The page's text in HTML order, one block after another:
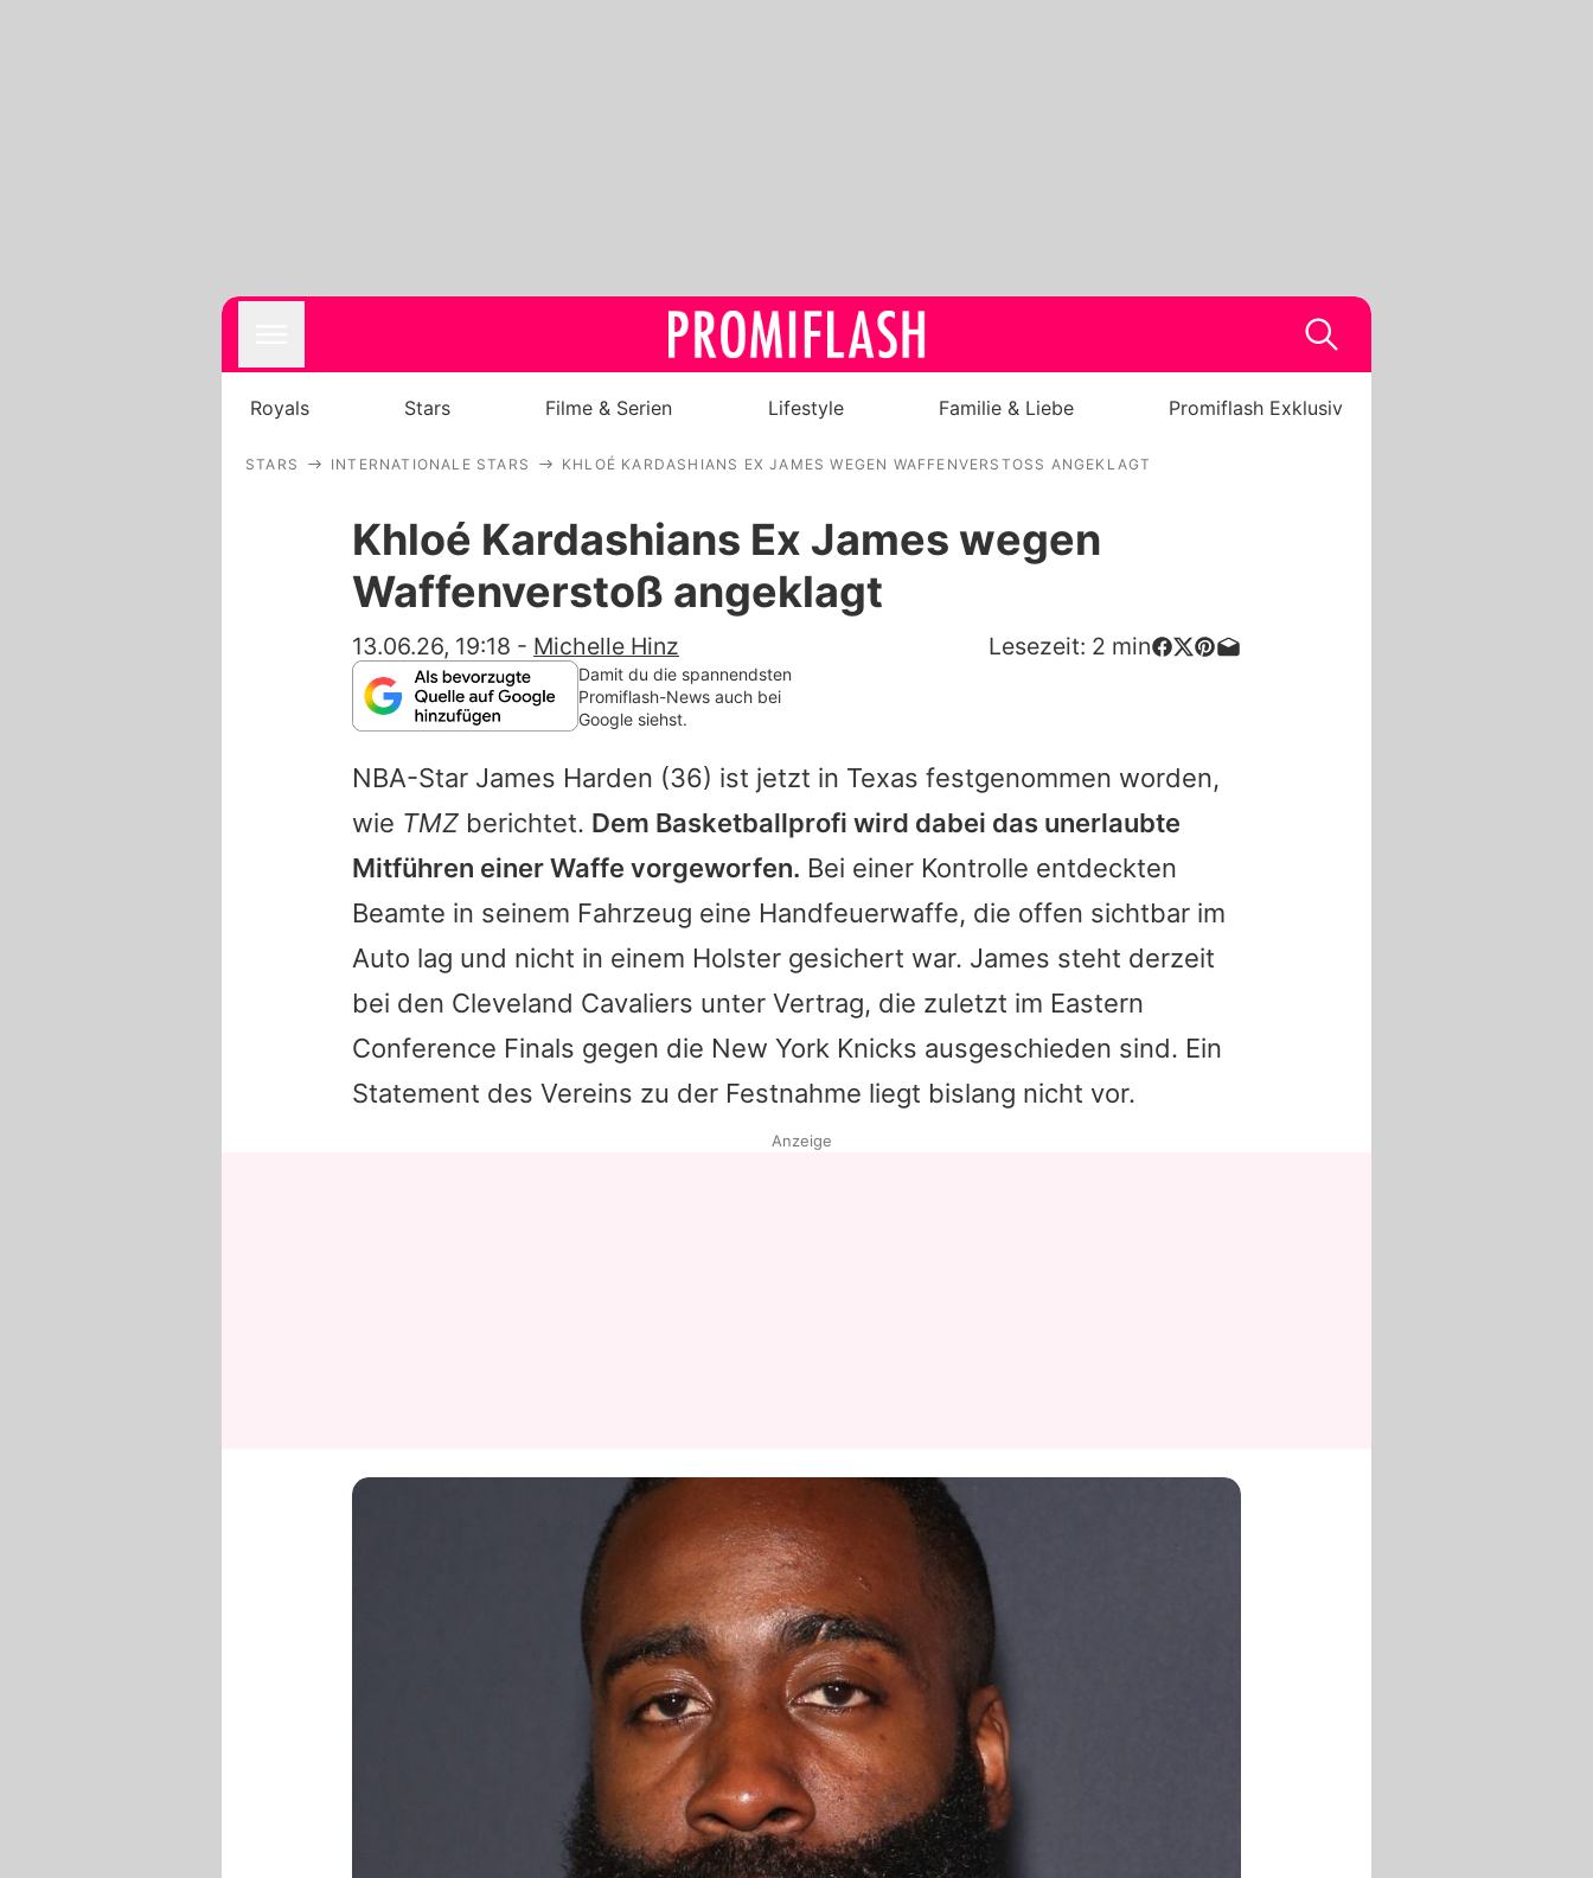
Royals
Stars
Filme & Serien
Familie & Liebe
Alle Themen auf Promiflash
App runterladen
Team
Redaktionelle Richtlinien
Impressum
Datenschutzerklärung
Nutzungsbedingungen
Royals Stars Filme & Serien Lifestyle Familie & Liebe Promiflash Exklusiv
STARS INTERNATIONALE STARS KHLOÉ KARDASHIANS EX JAMES WEGEN WAFFENVERSTOSS ANGEKLAGT
Khloé Kardashians Ex James wegen
Waffenverstoß angeklagt
13.06.26, 19:18 - Michelle Hinz Lesezeit: 2 min
Damit du die spannendsten
Promiflash-News auch bei
Google siehst.
NBA-Star James Harden (36) ist jetzt in Texas festgenommen worden,
wie TMZ berichtet. Dem Basketballprofi wird dabei das unerlaubte
Mitführen einer Waffe vorgeworfen. Bei einer Kontrolle entdeckten
Beamte in seinem Fahrzeug eine Handfeuerwaffe, die offen sichtbar im
Auto lag und nicht in einem Holster gesichert war. James steht derzeit
bei den Cleveland Cavaliers unter Vertrag, die zuletzt im Eastern
Conference Finals gegen die New York Knicks ausgeschieden sind. Ein
Statement des Vereins zu der Festnahme liegt bislang nicht vor.
Anzeige